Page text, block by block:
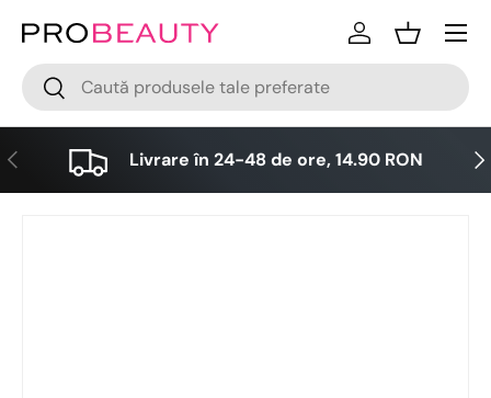
Sari la conținut
Cǎutare
Cǎutare
LogareCos
Meniu
Anterior Livrare în 24-48 de ore, 14.90 RON